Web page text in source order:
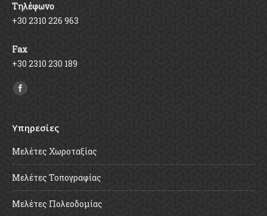
Τηλέφωνο
+30 2310 226 963
Fax
+30 2310 230 189
Find us on:
Υπηρεσίες
Μελέτες Χωροταξίας
Μελέτες Τοπογραφίας
Μελέτες Πολεοδομίας